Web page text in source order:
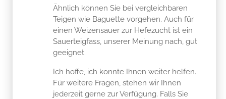
Ähnlich können Sie bei vergleichbaren
Teigen wie Baguette vorgehen. Auch für
einen Weizensauer zur Hefezucht ist ein
Sauerteigfass, unserer Meinung nach, gut
geeignet.
Ich hoffe, ich konnte Ihnen weiter helfen.
Für weitere Fragen, stehen wir Ihnen
jederzeit gerne zur Verfügung. Falls Sie